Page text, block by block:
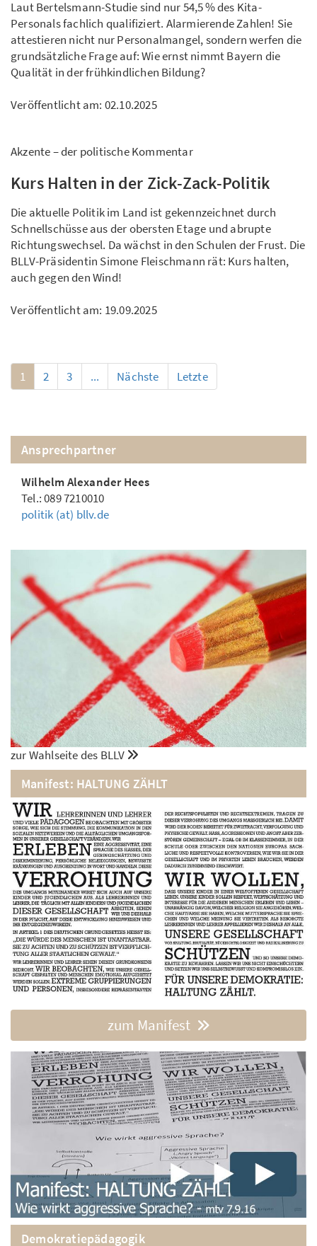
Laut Bertelsmann-Studie sind nur 54,5 % des Kita-
Personals fachlich qualifiziert. Alarmierende Zahlen! Sie
attestieren nicht nur Personalmangel, sondern werfen die
grundsätzliche Frage auf: Wie ernst nimmt Bayern die
Qualität in der frühkindlichen Bildung?
Veröffentlicht am: 02.10.2025
Akzente – der politische Kommentar
Kurs Halten in der Zick-Zack-Politik
Die aktuelle Politik im Land ist gekennzeichnet durch
Schnellschüsse aus der obersten Etage und abrupte
Richtungswechsel. Da wächst in den Schulen der Frust. Die
BLLV-Präsidentin Simone Fleischmann rät: Kurs halten,
auch gegen den Wind!
Veröffentlicht am: 19.09.2025
1 2 3 ... Nächste Letzte
Ansprechpartner
Wilhelm Alexander Hees
Tel.: 089 7210010
politik (at) bllv.de
zur Wahlseite des BLLV
Manifest: HALTUNG ZÄHLT
zum Manifest
Demokratiepädagogik